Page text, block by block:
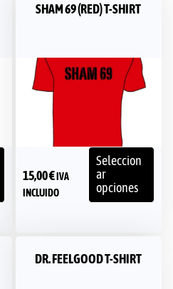
SHAM 69 (RED) T-SHIRT
15,00€ IVA
INCLUIDO
Seleccion
ar
opciones
DR. FEELGOOD T-SHIRT